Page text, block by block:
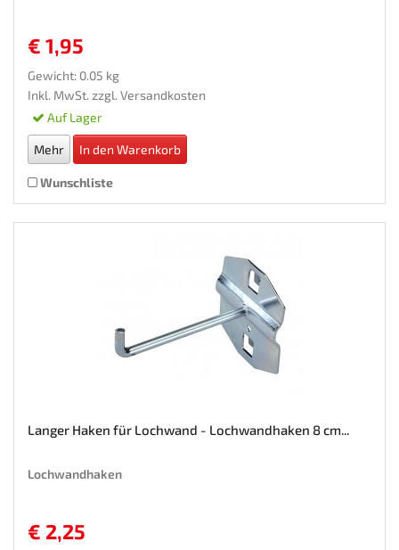
€ 1,95
Gewicht: 0.05 kg
Inkl. MwSt. zzgl. Versandkosten
Auf Lager
Mehr In den Warenkorb
Wunschliste
Langer Haken für Lochwand - Lochwandhaken 8 cm...
Lochwandhaken
€ 2,25